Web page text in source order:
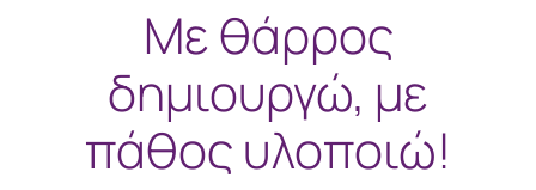
Με θάρρος
δημιουργώ, με
πάθος υλοποιώ!